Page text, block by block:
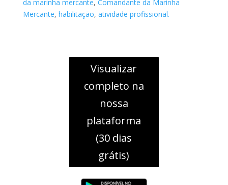
da marinha mercante, Comandante da Marinha
Mercante, habilitação, atividade profissional.
Visualizar
completo na
nossa
plataforma
(30 dias
grátis)